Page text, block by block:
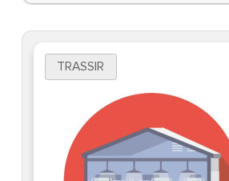
TRASSIR